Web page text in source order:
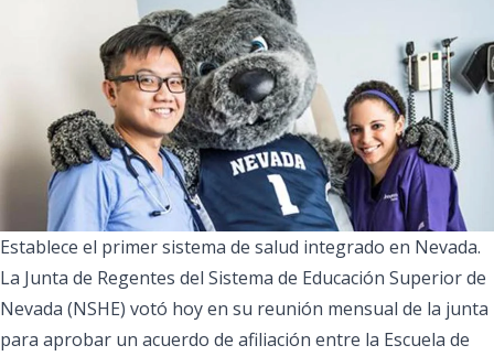
Establece el primer sistema de salud integrado en Nevada.
La Junta de Regentes del Sistema de Educación Superior de
Nevada (NSHE) votó hoy en su reunión mensual de la junta
para aprobar un acuerdo de afiliación entre la Escuela de